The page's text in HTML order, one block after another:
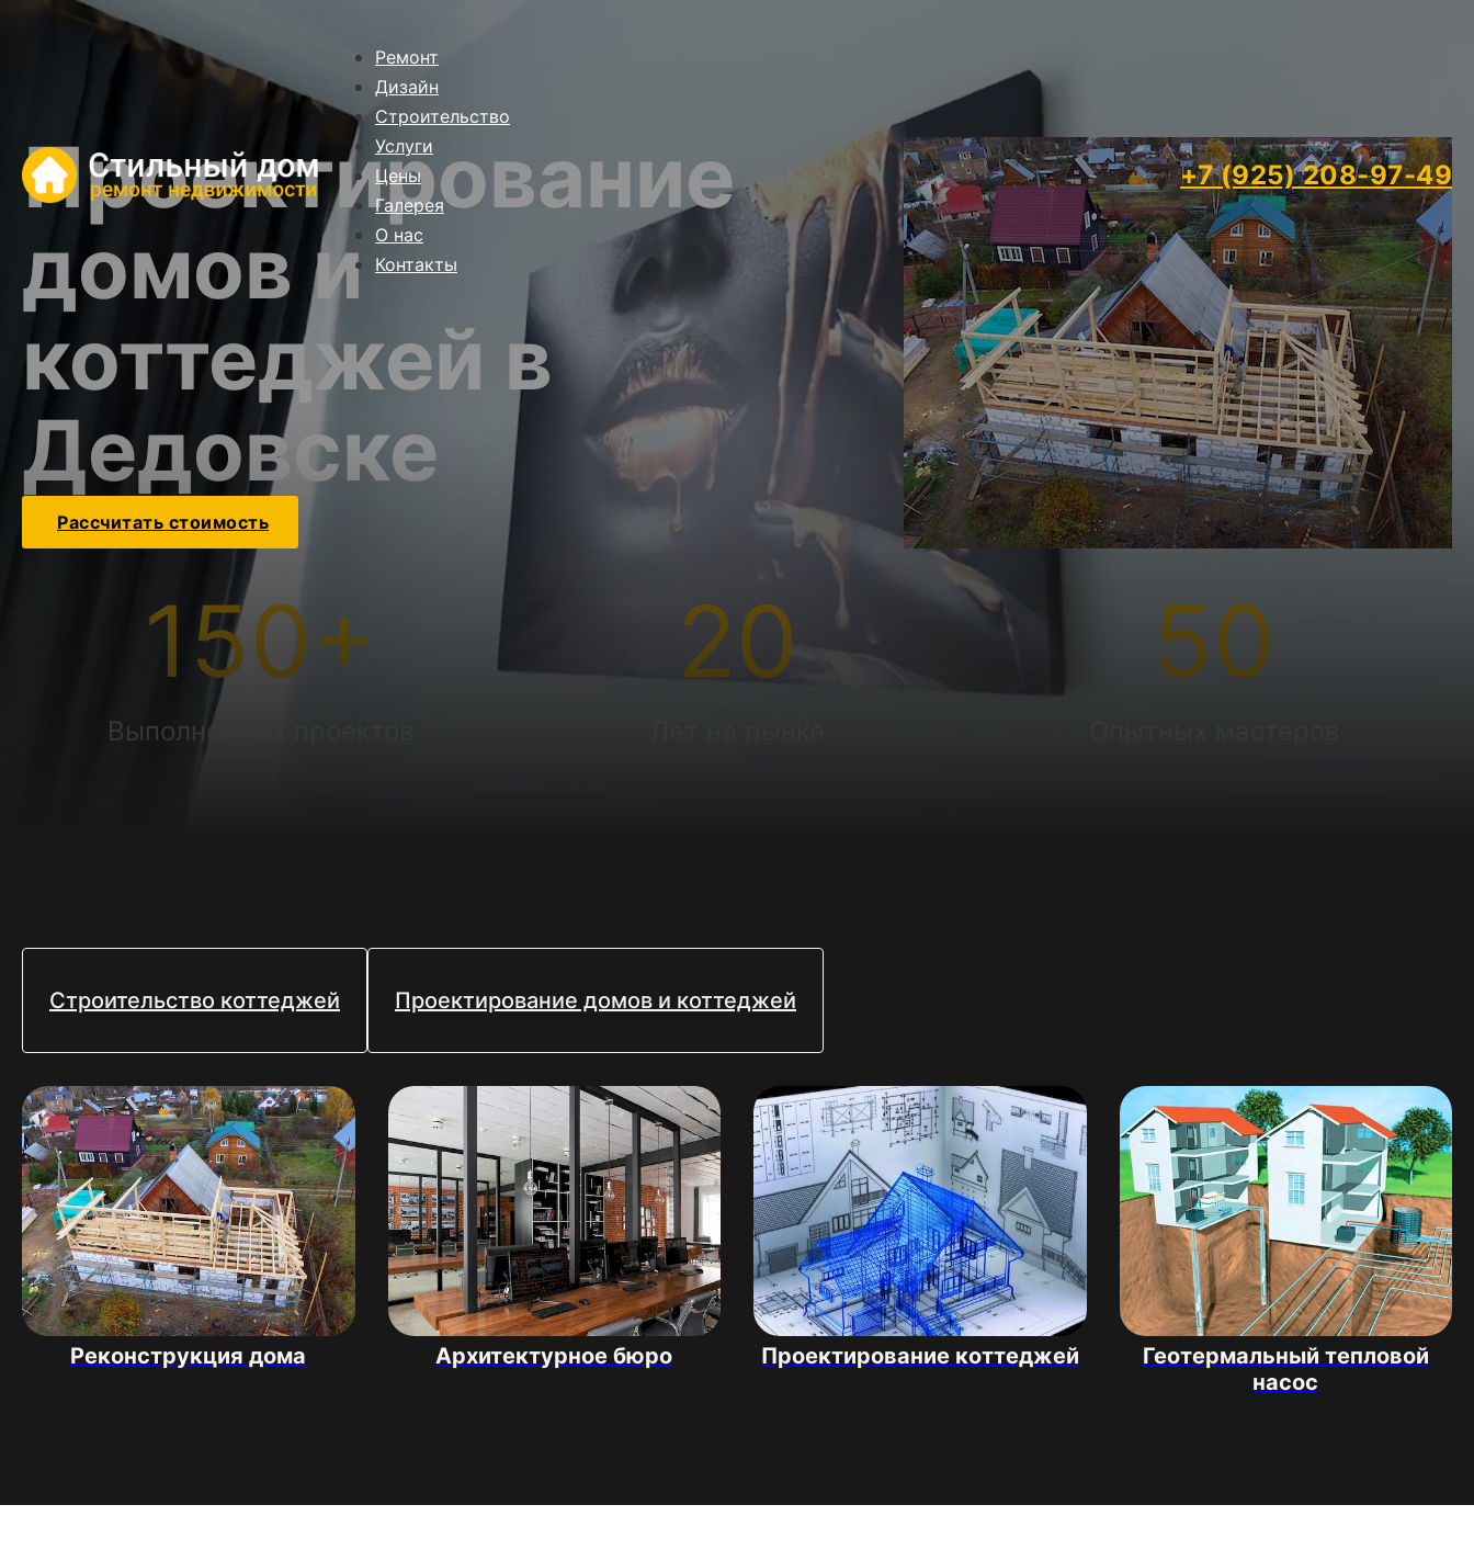
Ремонт
Дизайн
Строительство
Услуги
Цены
Галерея
О нас
Контакты
+7 (925) 208-97-49
Проектирование
домов и
коттеджей в
Дедовске
Рассчитать стоимость
150+
Выполненных проектов
20 50
Строительство коттеджей Проектирование домов и коттеджей
Реконструкция дома Архитектурное бюро Проектирование коттеджей
Геотермальный тепловой
насос